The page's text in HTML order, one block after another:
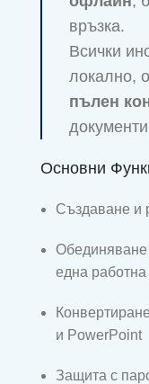
връзка.
Всички
локално,
пълен
Основни
Създаване и
една работна
и PowerPoint
Защита с